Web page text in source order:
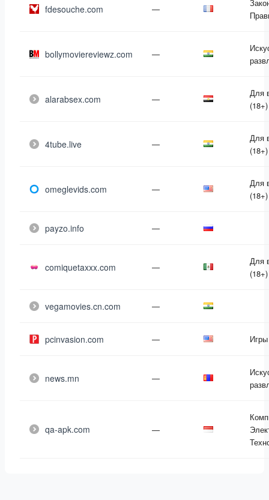
fdesouche.com —
bollymoviereviewz.com —
alarabsex.com —
Для
(18+)
4tube.live —
Для
(18+)
omeglevids.com —
Для
(18+)
payzo.info —
comiquetaxxx.com —
Для
(18+)
vegamovies.cn.com —
pcinvasion.com — Игры
news.mn —
qa-apk.com —